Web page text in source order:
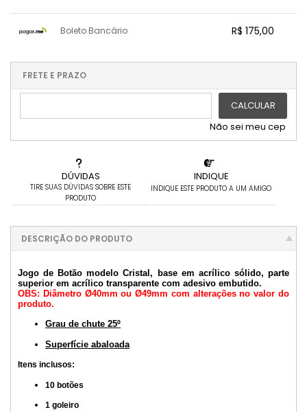
DÚVIDAS
TIRE SUAS DÚVIDAS SOBRE ESTE
PRODUTO
INDIQUE
INDIQUE ESTE PRODUTO A UM AMIGO
2x com juros de R$ 91,01
4x com juros de R$ 45,50
5x com juros de R$ 36,40
8x com juros de R$ 22,83
.
.
Boleto Bancário R$ 175,00
...
....
FRETE E PRAZO
CALCULAR
Não sei meu cep
DESCRIÇÃO DO PRODUTO
Jogo de Botão modelo Cristal, base em acrílico sólido, parte
superior em acrílico transparente com adesivo embutido.
OBS: Diâmetro Ø40mm ou Ø49mm com alterações no valor do
produto.
Grau de chute 25º
Superfície abaloada
Itens inclusos:
10 botões
1 goleiro